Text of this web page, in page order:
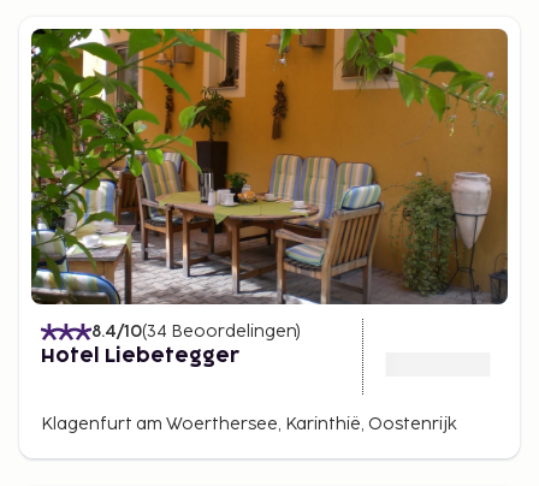
8.4/10(34 Beoordelingen)
Hotel Liebetegger
Klagenfurt am Woerthersee, Karinthië, Oostenrijk